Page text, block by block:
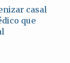
casal
que